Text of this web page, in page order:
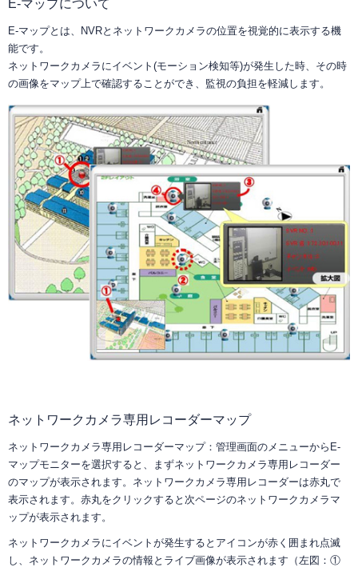
E-マップについて
E-マップとは、NVRとネットワークカメラの位置を視覚的に表示する機
能です。
ネットワークカメラにイベント(モーション検知等)が発生した時、その時
の画像をマップ上で確認することができ、監視の負担を軽減します。
ネットワークカメラ専用レコーダーマップ
ネットワークカメラ専用レコーダーマップ：管理画面のメニューからE-
マップモニターを選択すると、まずネットワークカメラ専用レコーダー
のマップが表示されます。ネットワークカメラ専用レコーダーは赤丸で
表示されます。赤丸をクリックすると次ページのネットワークカメラマ
ップが表示されます。
ネットワークカメラにイベントが発生するとアイコンが赤く囲まれ点滅
し、ネットワークカメラの情報とライブ画像が表示されます（左図：①